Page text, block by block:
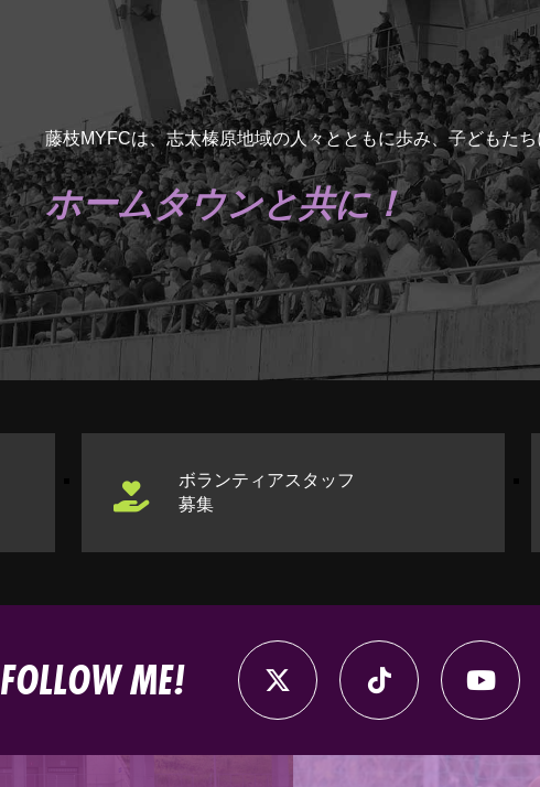
藤枝MYFCは、志太榛原地域の人々とともに歩み、子どもた
ホームタウンと共に！
ボランティアスタッフ
募集
FOLLOW ME!